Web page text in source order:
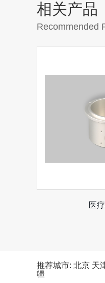
相关产品
Recommended
医
推荐城市: 北京 天
疆